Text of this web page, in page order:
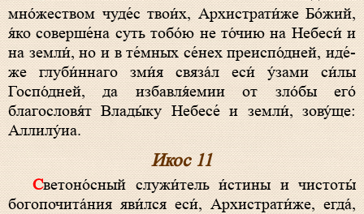
мно́жеством чу­де́с тво­и́х, Архистрати́же Бо́­жий,
я́ко соверше́на суть то­бо́ю не то́­чию на Не­бе­си́ и
на зем­ли́, но и в те́мных се́нех преиспо́дней, иде́­
же глуби́ннаго зми́я связа́л еси́ у́зами си́­лы
Госпо́дней, да избавля́емии от зло́бы его́
благословя́т Вла­ды́­ку Не­бе­се́ и зем­ли́, зо­ву́­ще:
Алли­лу́иа.
Икос 11
Светоно́сный служи́тель и́с­ти­ны и чис­то­ты́
бо­го­почита́ния яви́л­ся еси́, Архистрати́же, ег­да́,